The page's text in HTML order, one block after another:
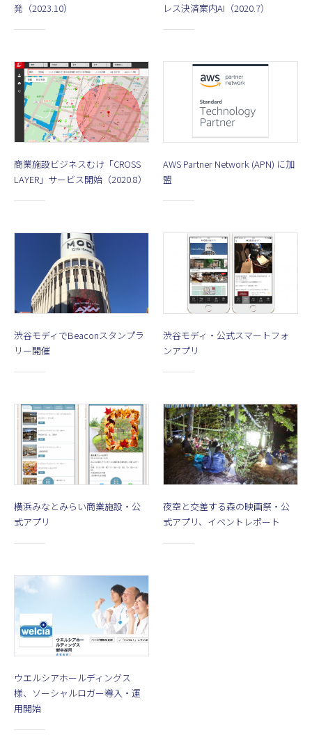
発（2023.10）
レス決済案内AI（2020.7）
商業施設ビジネスむけ「CROSS
LAYER」サービス開始（2020.8）
AWS Partner Network (APN) に加
盟
渋谷モディでBeaconスタンプラ
リー開催
渋谷モディ・公式スマートフォ
ンアプリ
横浜みなとみらい商業施設・公
式アプリ
夜空と交差する森の映画祭・公
式アプリ、イベントレポート
ウエルシアホールディングス
様、ソーシャルロガー導入・運
用開始